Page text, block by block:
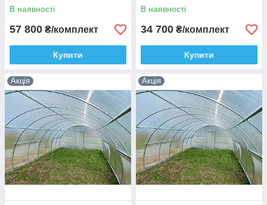
В наявності
57 800 ₴/комплект
Купити
В наявності
34 700 ₴/комплект
Купити
Акція Акція